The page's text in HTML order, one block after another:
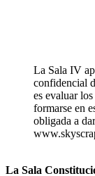
La Sala IV
confidencial
es evaluar
formarse en
obligada a
La Sala